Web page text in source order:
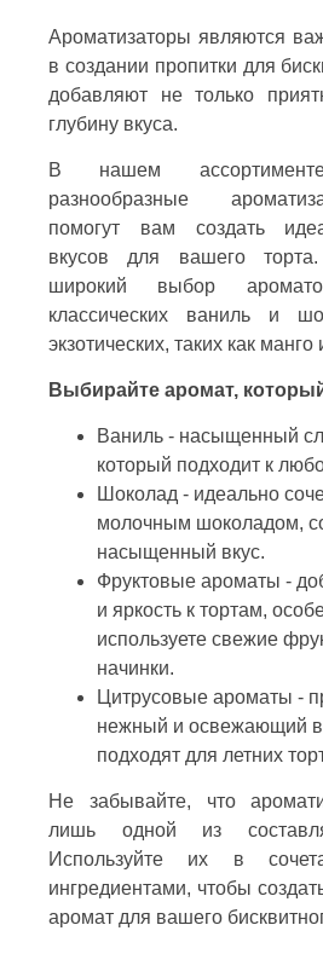
Ароматизаторы являются
в создании пропитки для
добавляют не только
глубину вкуса.
В нашем
разнообразные
помогут вам создать
вкусов для вашего
широкий выбор
классических ваниль и
экзотических, таких как
Выбирайте аромат,
Ваниль - насыщенный
который подходит к
Шоколад - идеально
молочным шоколадом,
насыщенный вкус.
Фруктовые ароматы -
и яркость к тортам,
используете свежие
начинки.
Цитрусовые ароматы -
нежный и освежающий
подходят для летних
Не забывайте, что
лишь одной из
Используйте их в
ингредиентами, чтобы
аромат для вашего